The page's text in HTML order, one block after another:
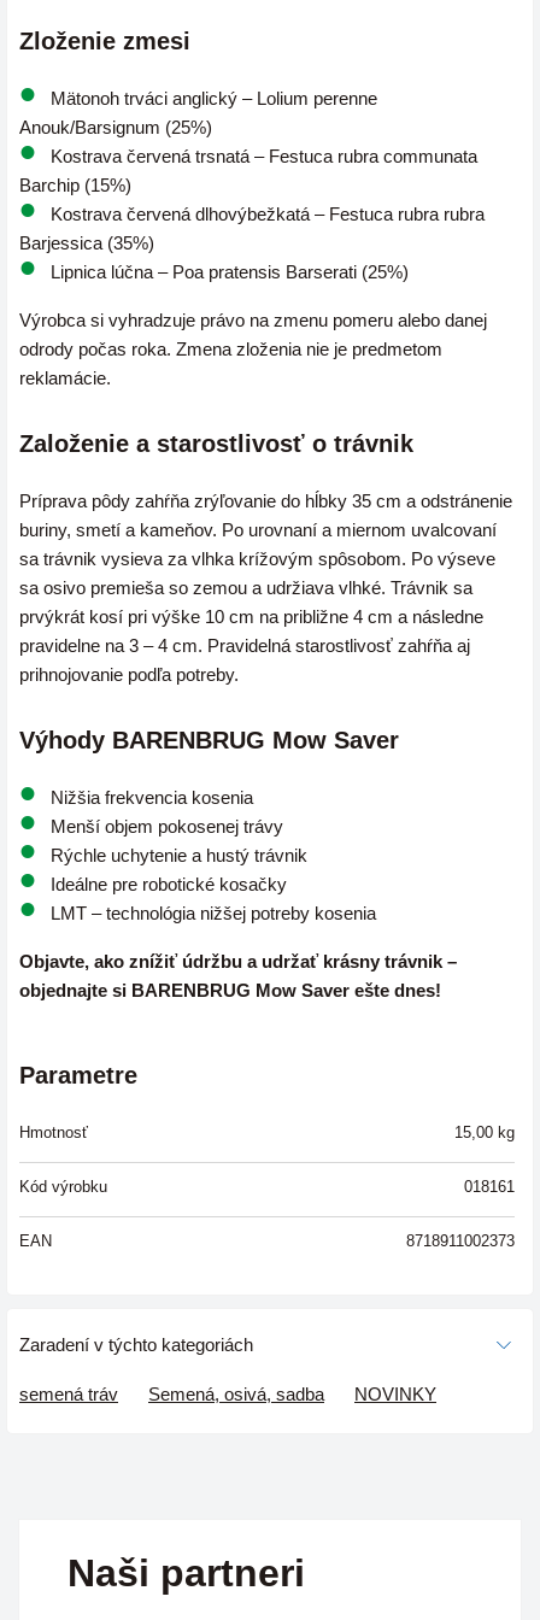
Zloženie zmesi
Mätonoh trváci anglický – Lolium perenne
Anouk/Barsignum (25%)
Kostrava červená trsnatá – Festuca rubra communata
Barchip (15%)
Kostrava červená dlhovýbežkatá – Festuca rubra rubra
Barjessica (35%)
Lipnica lúčna – Poa pratensis Barserati (25%)
Výrobca si vyhradzuje právo na zmenu pomeru alebo danej
odrody počas roka. Zmena zloženia nie je predmetom
reklamácie.
Založenie a starostlivosť o trávnik
Príprava pôdy zahŕňa zrýľovanie do hĺbky 35 cm a odstránenie
buriny, smetí a kameňov. Po urovnaní a miernom uvalcovaní
sa trávnik vysieva za vlhka krížovým spôsobom. Po výseve
sa osivo premieša so zemou a udržiava vlhké. Trávnik sa
prvýkrát kosí pri výške 10 cm na približne 4 cm a následne
pravidelne na 3 – 4 cm. Pravidelná starostlivosť zahŕňa aj
prihnojovanie podľa potreby.
Výhody BARENBRUG Mow Saver
Nižšia frekvencia kosenia
Menší objem pokosenej trávy
Rýchle uchytenie a hustý trávnik
Ideálne pre robotické kosačky
LMT – technológia nižšej potreby kosenia
Objavte, ako znížiť údržbu a udržať krásny trávnik –
objednajte si BARENBRUG Mow Saver ešte dnes!
Parametre
Hmotnosť 15,00 kg
Kód výrobku 018161
EAN 8718911002373
Zaradení v týchto kategoriách
semená tráv Semená, osivá, sadba NOVINKY
Naši partneri